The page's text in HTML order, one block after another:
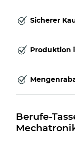
Sicherer
Produktion
Berufe-